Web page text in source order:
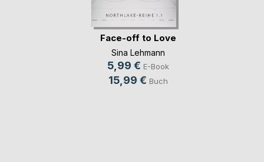
Face-off to Love
Sina Lehmann
5,99 € E-Book
15,99 € Buch